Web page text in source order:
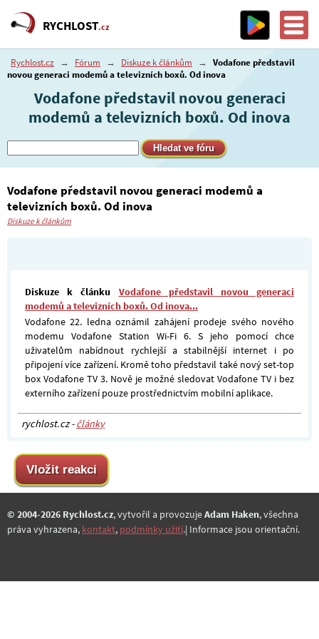
RYCHLOST.cz
Rychlost.cz → Fórum → Diskuze k článkům → Vodafone představil
novou generaci modemů a televizních boxů. Od inova
Vodafone představil novou generaci
modemů a televizních boxů. Od inova
Vodafone představil novou generaci modemů a
televizních boxů. Od inova
Diskuze k článkům
Diskuze k článku Vodafone představil novou generaci
modemů a televizních boxů. Od inova...
Vodafone 22. ledna oznámil zahájení prodeje svého nového
modemu Vodafone Station Wi-Fi 6. S jeho pomocí chce
uživatelům nabídnout rychlejší a stabilnější internet i po
připojení více zařízení. Kromě toho představil také nový set-top
box Vodafone TV 3. Nově je možné sledovat Vodafone TV i bez
externího zařízení pouze prostřednictvím mobilní aplikace.
rychlost.cz -články
© 2004-2026 Rychlost.cz, vytvořil a provozujeAdam Haken, všechna
práva vyhrazena, kontakt, podmínky užití.| Informace jsou orientační.